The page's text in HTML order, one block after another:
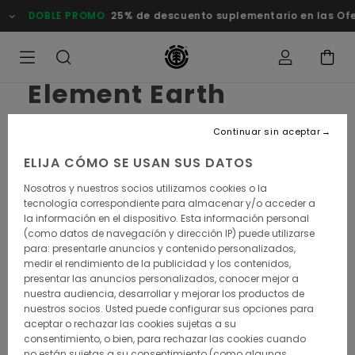
25% de descuento suplementario en las Ofertas
Element Earth
Revolution by
Fernando Elvira​
Earth revolution! Giving back power to the planet,
our Earth Revolution kicks off on Earth Day, April
22nd, and celebrates nature the Element way:
through culture, the great outdoors and awareness.
It includes a collection designed by Fernando Elvira
that echoes the eco-conscious lifestyle he adopted
in his small mountain village in the south of Spain,
with a range made of organic jersey and TencelTM
twill.
ELIJA CÓMO SE USAN SUS DATOS
Nosotros y nuestros socios utilizamos cookies o la
tecnología correspondiente para almacenar y/o acceder a
la información en el dispositivo. Esta información personal
(como datos de navegación y dirección IP) puede utilizarse
para: presentarle anuncios y contenido personalizados,
medir el rendimiento de la publicidad y los contenidos,
presentar las anuncios personalizados, conocer mejor a
nuestra audiencia, desarrollar y mejorar los productos de
nuestros socios. Usted puede configurar sus opciones para
aceptar o rechazar las cookies sujetas a su
consentimiento, o bien, para rechazar las cookies cuando
Continuar sin aceptar